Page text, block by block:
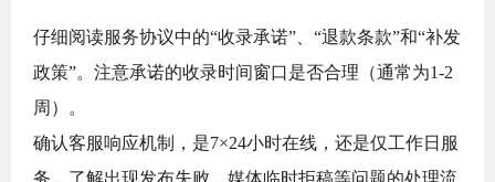
仔细阅读服务协议中的“收录承诺”、“退款条款”和“补发
政策”。注意承诺的收录时间窗口是否合理（通常为1-2
周）。
确认客服响应机制，是7×24小时在线，还是仅工作日服
务。了解出现发布失败、媒体临时拒稿等问题的处理流